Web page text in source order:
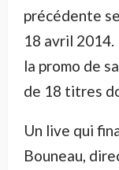
précédente
18 avril
la promo de
de 18 titres
Un live qui
Bouneau,